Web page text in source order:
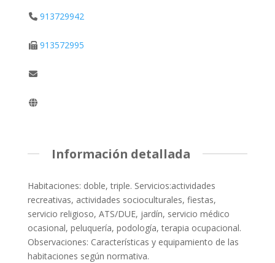
913729942
913572995
Información detallada
Habitaciones: doble, triple. Servicios:actividades
recreativas, actividades socioculturales, fiestas,
servicio religioso, ATS/DUE, jardín, servicio médico
ocasional, peluquería, podología, terapia ocupacional.
Observaciones: Características y equipamiento de las
habitaciones según normativa.